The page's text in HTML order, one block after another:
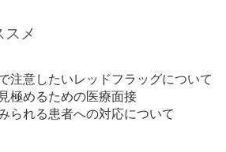
スメ
注意したいレッドフラッグについて
極めるための医療面接
られる患者への対応について